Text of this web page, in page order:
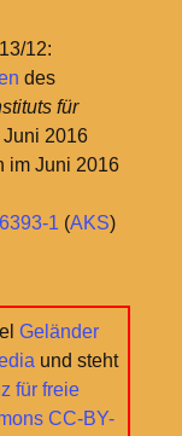
12:
des
für
2016
im Juni 2016
1 (AKS)
Geländer
und steht
für freie
CC-BY-